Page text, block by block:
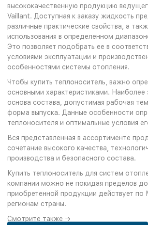
высококачественную продукцию
Vaillant. Доступная к заказу жидкость
различные практические свойства, а
использования в определенном
Это позволяет подобрать ее в
условиями эксплуатации и
особенностями системы отопления.
Чтобы купить теплоноситель, важно
основными характеристиками. Наиболее
основа состава, допустимая рабочая
форма выпуска. Данные особенности
теплоносителя и оптимальные условия
Вся представленная в ассортименте
сочетание высокого качества,
производства и безопасного состава.
Купить теплоноситель для систем
компании можно не покидая пределов
приобретенной продукции действует по
регионам страны.
Смотрите также →